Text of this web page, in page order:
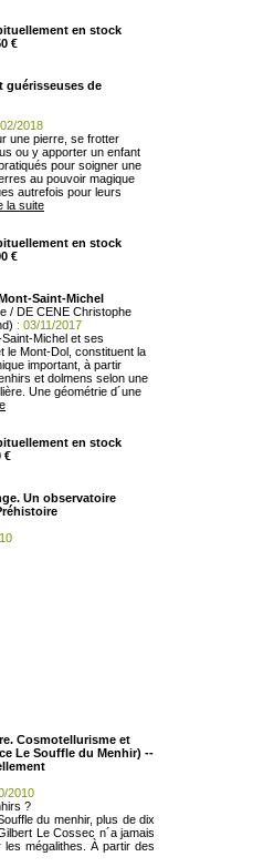
en stock
€
guérisseuses de
2018
une pierre, se frotter
ou y apporter un enfant
pour soigner une
au pouvoir magique
autrefois pour leurs
la suite
en stock
€
Saint-Michel
/ DE CENE Christophe
: 03/11/2017
Michel et ses
le Mont-Dol, constituent la
important, à partir
et dolmens selon une
Une géométrie d´une
en stock
€
Un observatoire
Cosmotellurisme et
Le Souffle du Menhir) --
2010
?
du menhir, plus de dix
Le Cossec n´a jamais
mégalithes. À partir des